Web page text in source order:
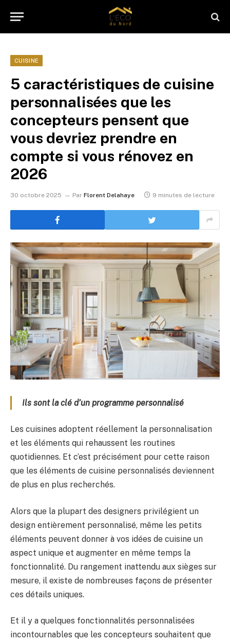
CUISINE
5 caractéristiques de cuisine
personnalisées que les
concepteurs pensent que
vous devriez prendre en
compte si vous rénovez en
2026
30 octobre 2025 Par Florent Delahaye 9 minutes de lecture
Ils sont la clé d’un programme personnalisé
Les cuisines adoptent réellement la personnalisation
et les éléments qui rehaussent les routines
quotidiennes. Et c’est précisément pour cette raison
que les éléments de cuisine personnalisés deviennent
de plus en plus recherchés.
Alors que la plupart des designers privilégient un
design entièrement personnalisé, même les petits
éléments peuvent donner à vos idées de cuisine un
aspect unique et augmenter en même temps la
fonctionnalité. Du rangement inattendu aux sièges sur
mesure, il existe de nombreuses façons de présenter
ces détails uniques.
Et il y a quelques fonctionnalités personnalisées
incontournables que les concepteurs souhaitent que